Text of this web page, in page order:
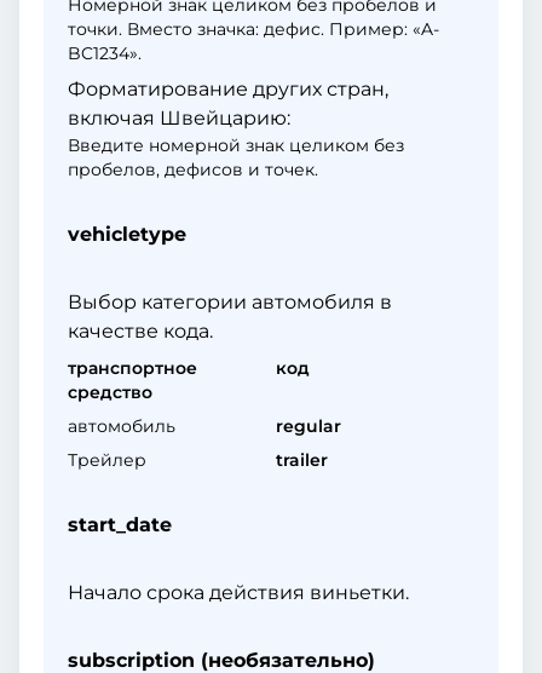
Номерной знак целиком без пробелов и
точки. Вместо значка: дефис. Пример: «A-
BC1234».
Форматирование других стран,
включая Швейцарию:
Введите номерной знак целиком без
пробелов, дефисов и точек.
vehicletype
Выбор категории автомобиля в
качестве кода.
транспортное
средство
код
автомобиль
regular
Трейлер
trailer
start_date
Начало срока действия виньетки.
subscription (необязательно)